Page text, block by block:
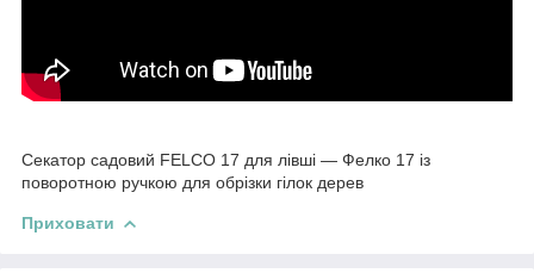
Секатор садовий FELCO 17 для лівші — Фелко 17 із
поворотною ручкою для обрізки гілок дерев
Приховати